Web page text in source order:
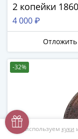
2 копейки
4 000 ₽
Отложить
-32%
Мы используем куки